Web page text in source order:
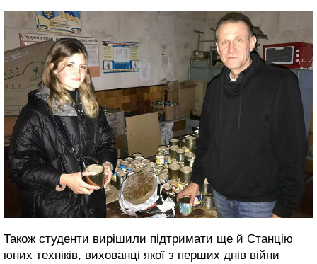
Також студенти вирішили підтримати ще й Станцію
юних техніків, вихованці якої з перших днів війни